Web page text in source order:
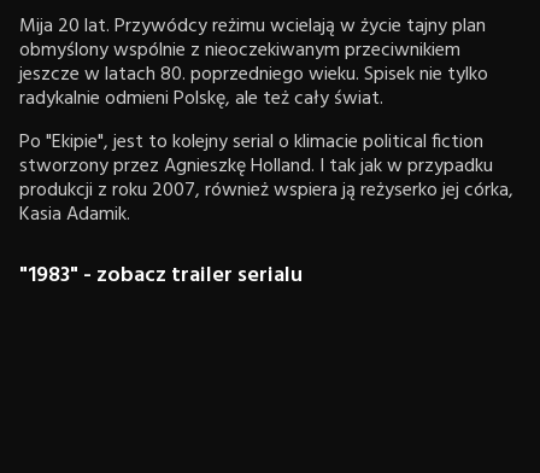
Mija 20 lat. Przywódcy reżimu wcielają w życie tajny plan
obmyślony wspólnie z nieoczekiwanym przeciwnikiem
jeszcze w latach 80. poprzedniego wieku. Spisek nie tylko
radykalnie odmieni Polskę, ale też cały świat.
Po "Ekipie", jest to kolejny serial o klimacie political fiction
stworzony przez Agnieszkę Holland. I tak jak w przypadku
produkcji z roku 2007, również wspiera ją reżyserko jej córka,
Kasia Adamik.
"1983" - zobacz trailer serialu